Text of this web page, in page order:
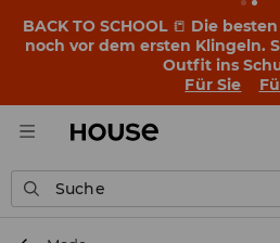
BACK TO SCHOOL 📒 Die
noch vor dem ersten Klingeln.
Outfit ins
Für Sie
Suche